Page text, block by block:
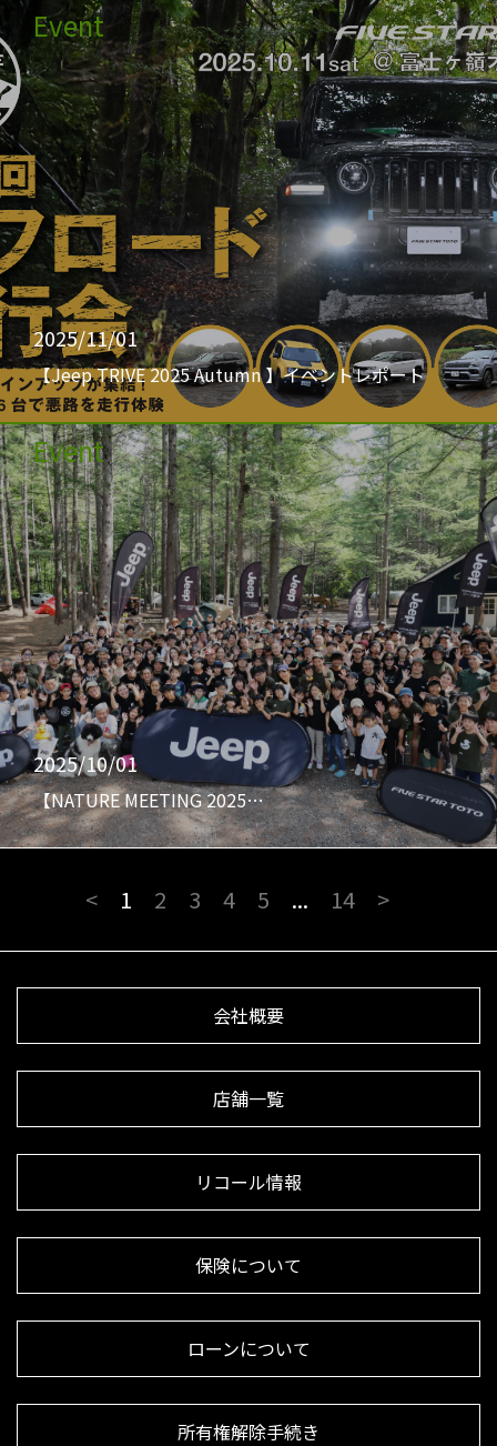
Event
2025/11/01
【Jeep TRIVE 2025 Autumn 】イベントレポート
Event
2025/10/01
【NATURE MEETING 2025…
< 1 2 3 4 5 ... 14 >
会社概要
店舗一覧
リコール情報
保険について
ローンについて
所有権解除手続き